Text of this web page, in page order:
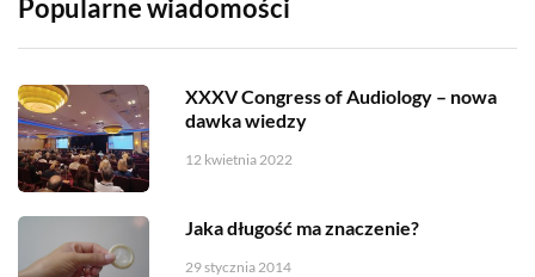
Popularne wiadomości
XXXV Congress of Audiology – nowa
dawka wiedzy
12 kwietnia 2022
Jaka długość ma znaczenie?
29 stycznia 2014